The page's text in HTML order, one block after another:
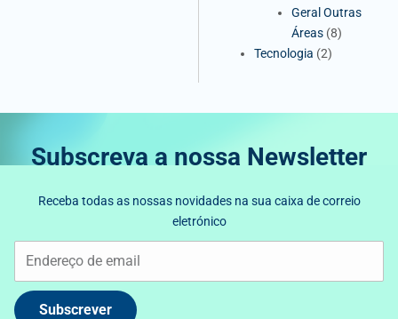
Geral Outras
Áreas (8)
Tecnologia (2)
Subscreva a nossa Newsletter
Receba todas as nossas novidades na sua caixa de correio
eletrónico
Subscrever